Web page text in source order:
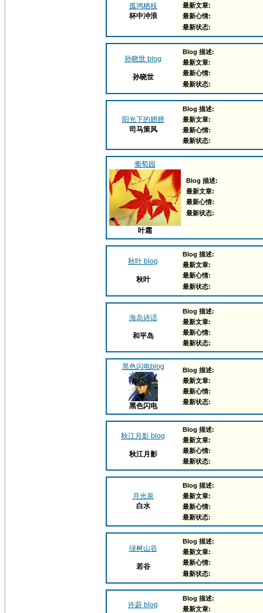
孤鸿栖枝
杯中冲浪
最新文章:
最新心情:
最新状态:
孙晓世 blog
孙晓世
Blog 描述:
最新文章:
最新心情:
最新状态:
阳光下的翅膀
司马策风
Blog 描述:
最新文章:
最新心情:
最新状态:
葡萄园
叶霜
Blog 描述:
最新文章:
最新心情:
最新状态:
秋叶 blog
秋叶
Blog 描述:
最新文章:
最新心情:
最新状态:
海岛诗话
和平岛
Blog 描述:
最新文章:
最新心情:
最新状态:
黑色闪电blog
黑色闪电
Blog 描述:
最新文章:
最新心情:
最新状态:
秋江月影 blog
秋江月影
Blog 描述:
最新文章:
最新心情:
最新状态:
月光泉
白水
Blog 描述:
最新文章:
最新心情:
最新状态:
绿树山谷
若谷
Blog 描述:
最新文章:
最新心情:
最新状态:
许蔚 blog
Blog 描述:
最新文章: